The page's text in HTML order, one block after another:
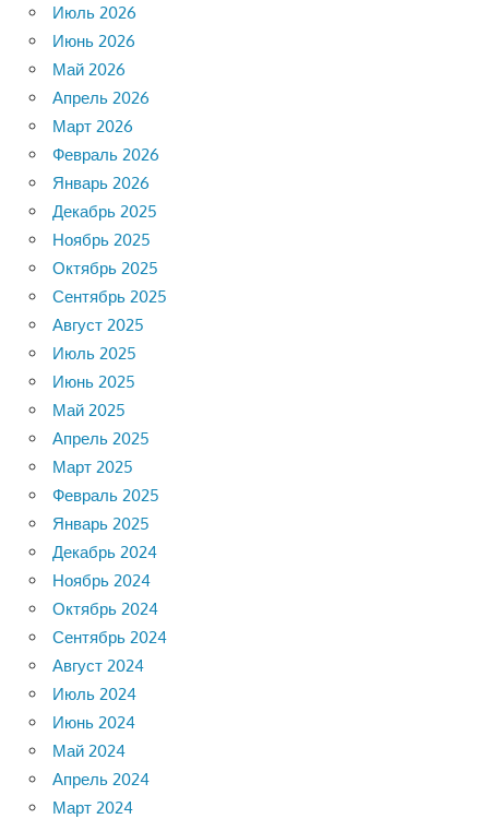
Июль 2026
Июнь 2026
Май 2026
Апрель 2026
Март 2026
Февраль 2026
Январь 2026
Декабрь 2025
Ноябрь 2025
Октябрь 2025
Сентябрь 2025
Август 2025
Июль 2025
Июнь 2025
Май 2025
Апрель 2025
Март 2025
Февраль 2025
Январь 2025
Декабрь 2024
Ноябрь 2024
Октябрь 2024
Сентябрь 2024
Август 2024
Июль 2024
Июнь 2024
Май 2024
Апрель 2024
Март 2024